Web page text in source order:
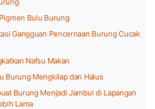
Bulu Burung
Gangguan Pencernaan Burung Cucak
Nafsu Makan
Burung Mengkilap dan Halus
Burung Menjadi Jambul di Lapangan
Lama